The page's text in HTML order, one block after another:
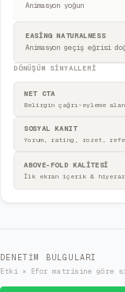
Animasyon yoğun
EASING NATURALNESS
Animasyon geçiş eğrisi
DÖNÜŞÜM SINYALLERI
NET CTA
Belirgin çağrı-eyleme
SOSYAL KANIT
Yorum, rating, rozet,
ABOVE-FOLD KALİTESİ
İlk ekran içerik &
DENETIM BULGULARI
Etki × Efor matrisine göre